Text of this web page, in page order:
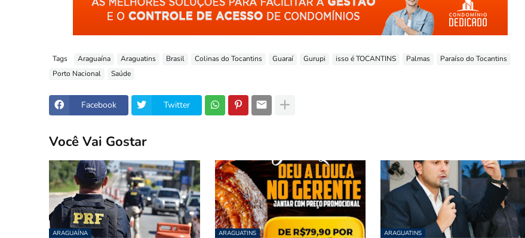
Tags Araguaína Araguatins Brasil Colinas do Tocantins Guaraí Gurupi isso é TOCANTINS Palmas
Paraíso do Tocantins
Porto Nacional
Saúde
Facebook Twitter
Você Vai Gostar
ARAGUAÍNA ARAGUATINS ARAGUATINS